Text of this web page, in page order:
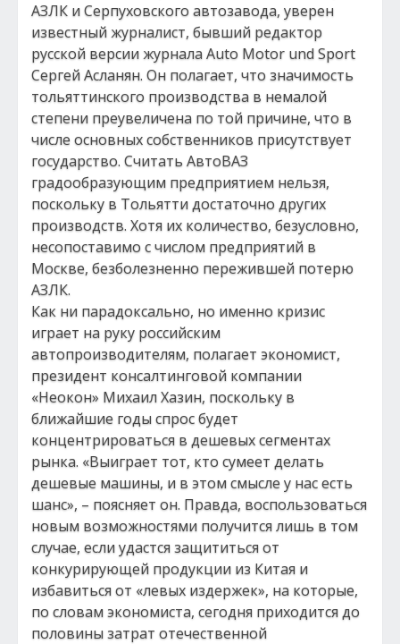
АЗЛК и Серпуховского автозавода, уверен
известный журналист, бывший редактор
русской версии журнала Auto Motor und Sport
Сергей Асланян. Он полагает, что значимость
тольяттинского производства в немалой
степени преувеличена по той причине, что в
числе основных собственников присутствует
государство. Считать АвтоВАЗ
градообразующим предприятием нельзя,
поскольку в Тольятти достаточно других
производств. Хотя их количество, безусловно,
несопоставимо с числом предприятий в
Москве, безболезненно пережившей потерю
АЗЛК.
Как ни парадоксально, но именно кризис
играет на руку российским
автопроизводителям, полагает экономист,
президент консалтинговой компании
«Неокон» Михаил Хазин, поскольку в
ближайшие годы спрос будет
концентрироваться в дешевых сегментах
рынка. «Выиграет тот, кто сумеет делать
дешевые машины, и в этом смысле у нас есть
шанс», – поясняет он. Правда, воспользоваться
новым возможностями получится лишь в том
случае, если удастся защититься от
конкурирующей продукции из Китая и
избавиться от «левых издержек», на которые,
по словам экономиста, сегодня приходится до
половины затрат отечественной